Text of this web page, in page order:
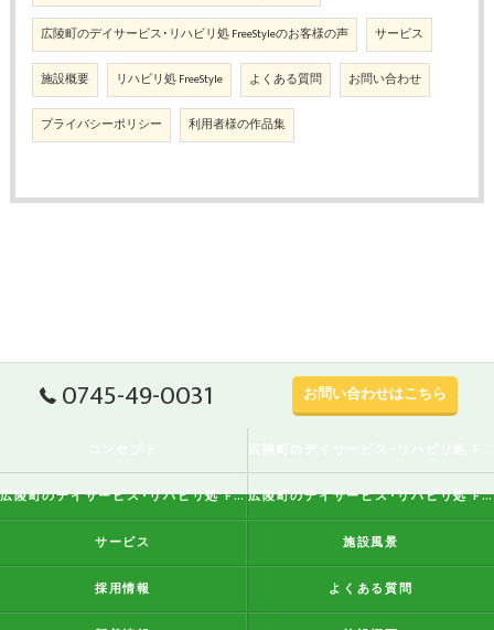
広陵町のデイサービス･リハビリ処 FreeStyleのお客様の声 サービス
施設概要 リハビリ処 FreeStyle よくある質問 お問い合わせ
プライバシーポリシー 利用者様の作品集
0745-49-0031 お問い合わせはこちら
広陵町のデイサービス･リハビリ処 FreeStyleの評判 広陵町のデイサービス･リハビリ処 FreeStyleのお客様の声
サービス 施設風景
採用情報 よくある質問